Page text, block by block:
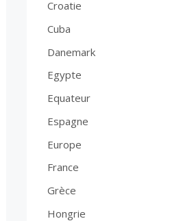
Croatie
Cuba
Danemark
Egypte
Equateur
Espagne
Europe
France
Grèce
Hongrie